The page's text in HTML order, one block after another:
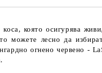
която осигурява
можете лесно да
огнено червено -